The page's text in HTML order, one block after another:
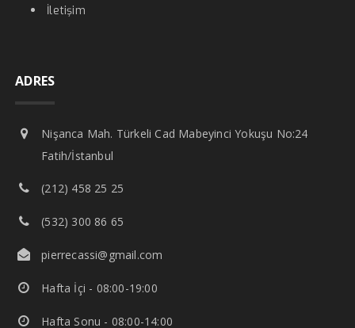
İletişim
ADRES
Nişanca Mah. Türkeli Cad Mabeyinci Yokuşu No:24
Fatih/İstanbul
(212) 458 25 25
(532) 300 86 65
pierrecassi@gmail.com
Hafta İçi - 08:00-19:00
Hafta Sonu - 08:00-14:00